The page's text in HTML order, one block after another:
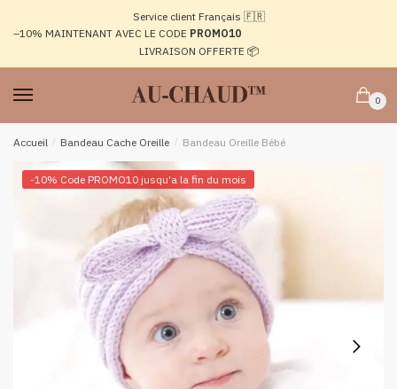
navigation
Service client Français 🇫🇷
–10% MAINTENANT AVEC LE CODE PROMO10
LIVRAISON OFFERTE 📦
0
Accueil / Bandeau Cache Oreille / Bandeau Oreille Bébé
-10% Code PROMO10 jusqu'a la fin du mois